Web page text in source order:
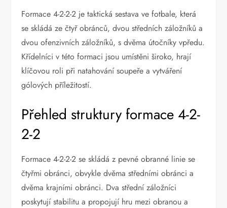
Formace 4-2-2-2 je taktická sestava ve fotbale, která
se skládá ze čtyř obránců, dvou středních záložníků a
dvou ofenzivních záložníků, s dvěma útočníky vpředu.
Křídelníci v této formaci jsou umístěni široko, hrají
klíčovou roli při natahování soupeře a vytváření
gólových příležitostí.
Přehled struktury formace 4-2-
2-2
Formace 4-2-2-2 se skládá z pevné obranné linie se
čtyřmi obránci, obvykle dvěma středními obránci a
dvěma krajními obránci. Dva střední záložníci
poskytují stabilitu a propojují hru mezi obranou a